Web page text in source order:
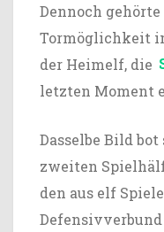
Dennoch
Tormöglichkeit
der Heimelf, die
letzten Moment
Dasselbe Bild
zweiten
den aus elf